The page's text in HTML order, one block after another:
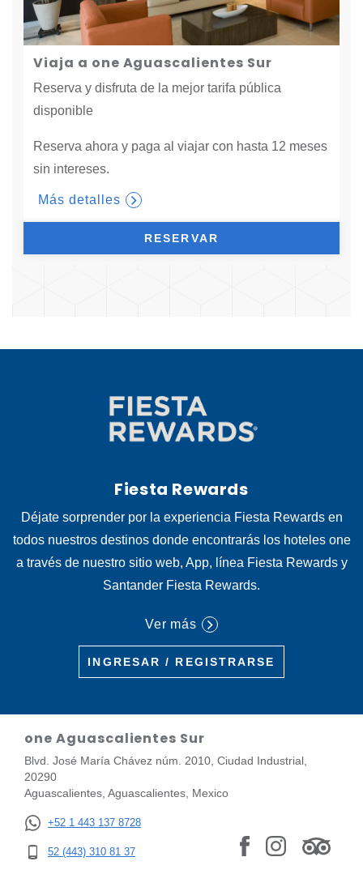
Viaja a one Aguascalientes Sur
Reserva y disfruta de la mejor tarifa pública
disponible
Reserva ahora y paga al viajar con hasta 12 meses
sin intereses.
Más detalles
RESERVAR
Fiesta Rewards
Déjate sorprender por la experiencia Fiesta Rewards en
todos nuestros destinos donde encontrarás los hoteles one
a través de nuestro sitio web, App, línea Fiesta Rewards y
Santander Fiesta Rewards.
Ver más
INGRESAR / REGISTRARSE
one Aguascalientes Sur
Blvd. José María Chávez núm. 2010, Ciudad Industrial,
20290
Aguascalientes, Aguascalientes, Mexico
+52 1 443 137 8728
52 (443) 310 81 37